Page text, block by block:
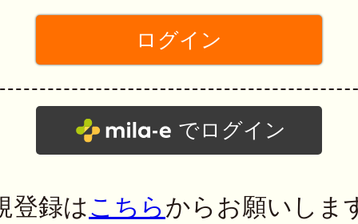
でログイン
登録はこちらからお願いしま